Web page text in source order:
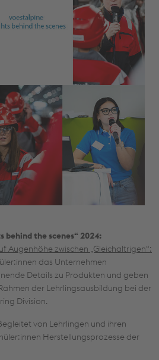
behind the scenes“ 2024:
Augenhöhe zwischen „Gleichaltrigen“:
das Unternehmen
Details zu Produkten und geben
der Lehrlingsausbildung bei der
Division.
von Lehrlingen und ihren
Herstellungsprozesse der